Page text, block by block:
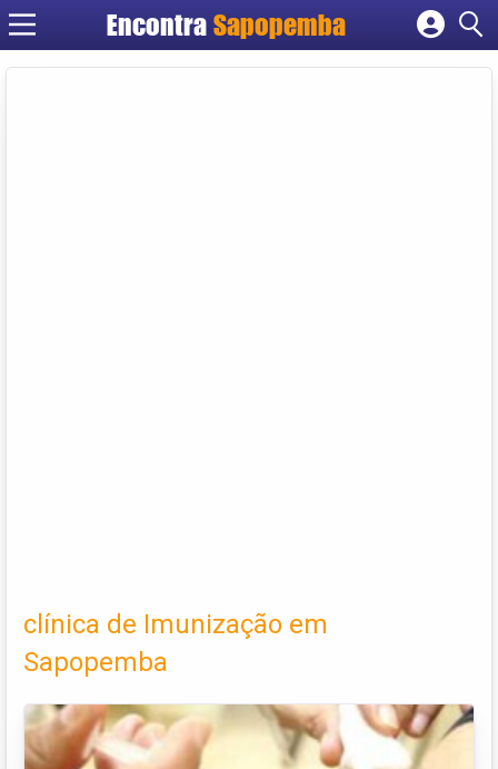
Encontra Sapopemba
Cadastrar empresa
clínica de Imunização em
Sapopemba